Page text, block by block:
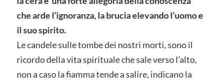
che arde l’ignoranza, la brucia elevando l’uomo e
il suo spirito.
Le candele sulle tombe dei nostri morti, sono il
ricordo della vita spirituale che sale verso l’alto,
non a caso la fiamma tende a salire, indicano la